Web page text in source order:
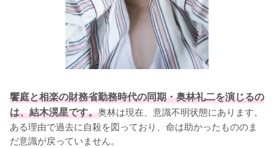
饗庭と相楽の財務省勤務時代の同期・奥林礼二を演じるの
は、結木滉星です。奥林は現在、意識不明状態にあります。
ある理由で過去に自殺を図っており、命は助かったもののま
だ意識が戻っていません。